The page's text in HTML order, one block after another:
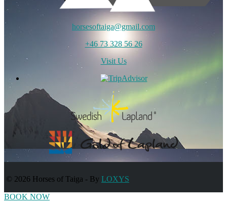
horsesoftaiga@gmail.com
+46 73 328 56 26
Visit Us
© 2026 Horses of Taiga - By LOXYS
BOOK NOW